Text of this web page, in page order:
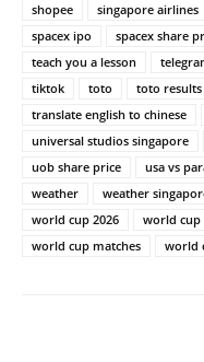
shopee
singapore airlines
spacex ipo
spacex share
teach you a lesson
tiktok
toto toto results
translate english to chinese
universal studios singapore
uob share price
usa vs
weather
weather
world cup 2026
world cup
world cup matches
world